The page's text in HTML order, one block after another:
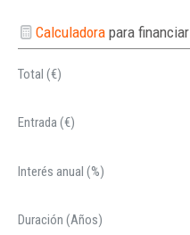
Calculadorapara financiar
Total (€)
Entrada (€)
Interés anual (%)
Duración (Años)